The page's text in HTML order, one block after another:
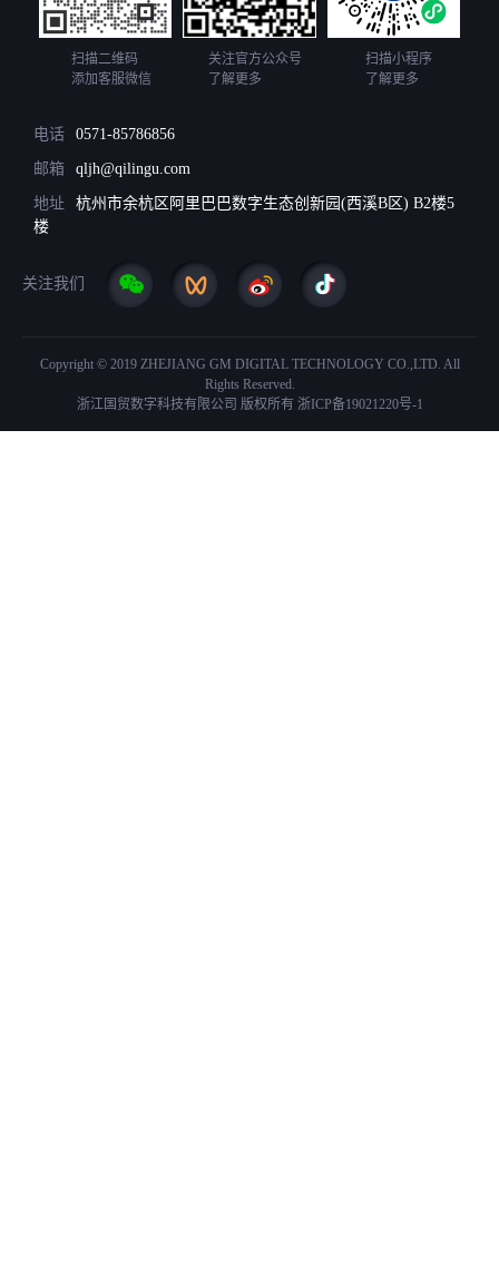
扫描二维码
添加客服微信
关注官方公众号
了解更多
扫描小程序
了解更多
电话 0571-85786856
邮箱 qljh@qilingu.com
地址
杭州市余杭区阿里巴巴数字生态创新园(西溪B区) B2楼5
楼
关注我们
Copyright © 2019 ZHEJIANG GM DIGITAL TECHNOLOGY CO.,LTD. All
Rights Reserved.
浙江国贸数字科技有限公司 版权所有 浙ICP备19021220号-1